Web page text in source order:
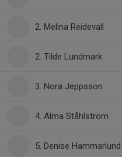
2. Melina Reidevall
2. Tilde Lundmark
3. Nora Jeppsson
4. Alma Ståhlström
5. Denise Hammarlund